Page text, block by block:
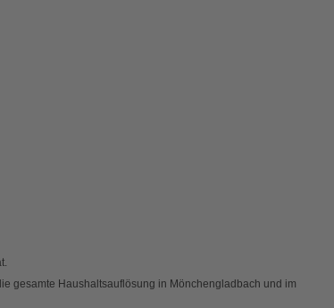
gesamte Haushaltsauflösung in Mönchengladbach und im